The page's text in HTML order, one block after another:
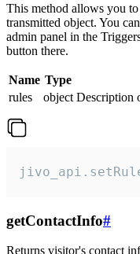
This method allows you
transmitted object. You
admin panel in the
button there.
Name Type
rules
object Description
getContactInfo#
Returns visitor's contact